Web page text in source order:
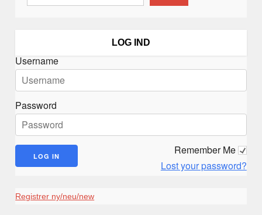
a
g
a
t
i
o
n
LOG IND
Username
Password
Remember Me
Lost your password?
Registrer ny/neu/new